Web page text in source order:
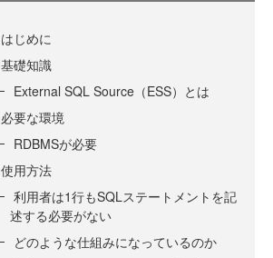
はじめに
基礎知識
External SQL Source（ESS）とは
必要な環境
RDBMSが必要
使用方法
利用者は1行もSQLステートメントを記
述する必要がない
どのような仕組みになっているのか